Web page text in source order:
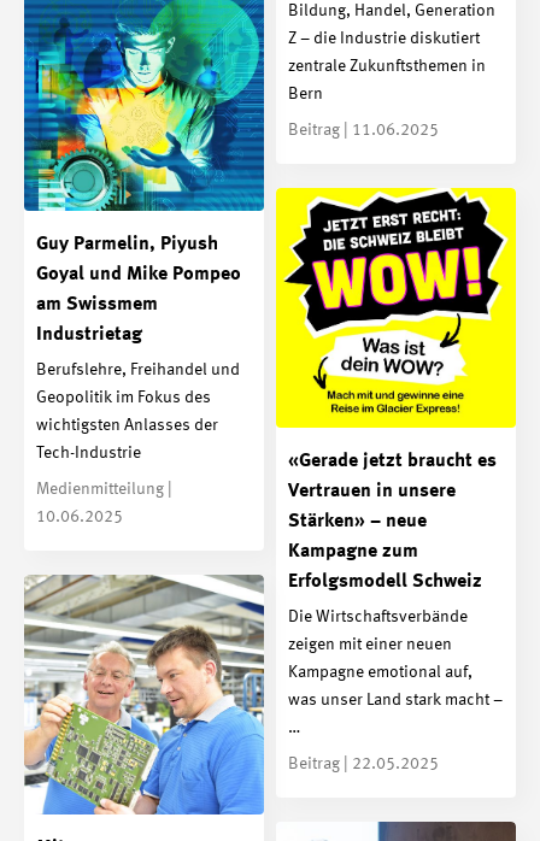
Bildung, Handel, Generation
Z – die Industrie diskutiert
zentrale Zukunftsthemen in
Bern
Beitrag | 11.06.2025
Guy Parmelin, Piyush
Goyal und Mike Pompeo
am Swissmem
Industrietag
Berufslehre, Freihandel und
Geopolitik im Fokus des
wichtigsten Anlasses der
Tech-Industrie
Medienmitteilung |
10.06.2025
«Gerade jetzt braucht es
Vertrauen in unsere
Stärken» – neue
Kampagne zum
Erfolgsmodell Schweiz
Die Wirtschaftsverbände
zeigen mit einer neuen
Kampagne emotional auf,
was unser Land stark macht –
…
Beitrag | 22.05.2025